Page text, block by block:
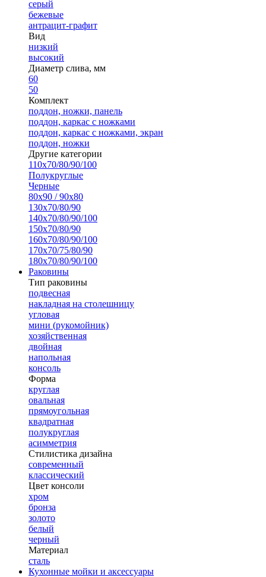
серый
бежевые
антрацит-графит
Вид
низкий
высокий
Диаметр слива, мм
60
50
Комплект
поддон, ножки, панель
поддон, каркас с ножками
поддон, каркас с ножками, экран
поддон, ножки
Другие категории
110х70/80/90/100
Полукруглые
Черные
80х90 / 90х80
130х70/80/90
140х70/80/90/100
150х70/80/90
160х70/80/90/100
170х70/75/80/90
180х70/80/90/100
Раковины
Тип раковины
подвесная
накладная на столешницу
угловая
мини (рукомойник)
хозяйственная
двойная
напольная
консоль
Форма
круглая
овальная
прямоугольная
квадратная
полукруглая
асимметрия
Стилистика дизайна
современный
классический
Цвет консоли
хром
бронза
золото
белый
черный
Материал
сталь
Кухонные мойки и аксессуары